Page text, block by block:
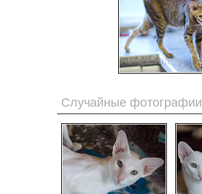
Случайные фотографии